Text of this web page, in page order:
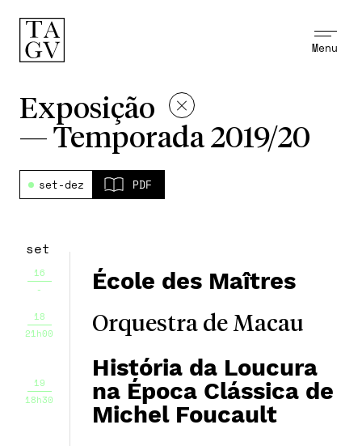
Menu
Exposição
— Temporada 2019/20
set-dez PDF
set
16
-
École des Maîtres
18
21h00
Orquestra de Macau
19
18h30
História da Loucura
na Época Clássica de
Michel Foucault